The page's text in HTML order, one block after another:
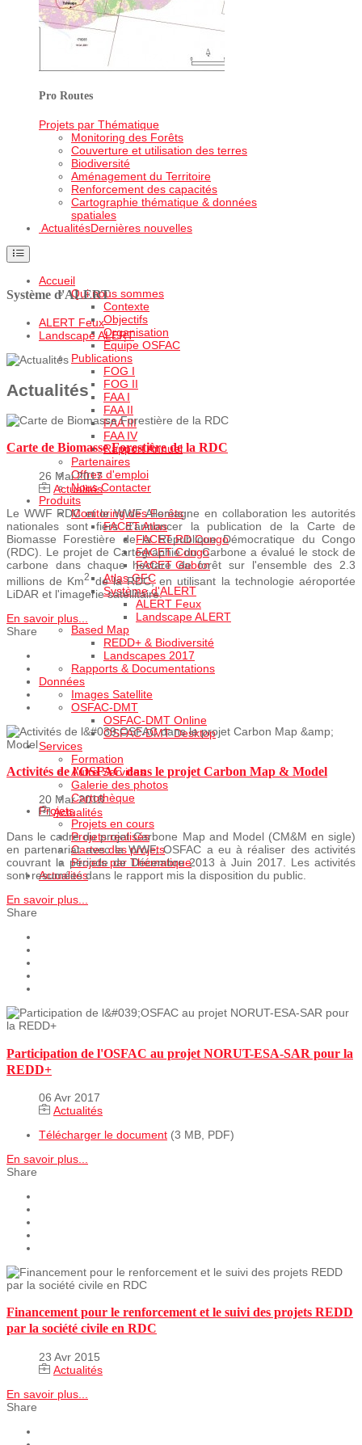
Pro Routes
Projets par Thématique
Monitoring des Forêts
Couverture et utilisation des terres
Biodiversité
Aménagement du Territoire
Renforcement des capacités
Cartographie thématique & données
spatiales
ActualitésDernières nouvelles
Accueil
Qui nous sommes
Contexte
Objectifs
Organisation
Equipe OSFAC
Publications
FOG I
FOG II
FAA I
FAA II
FAA III
FAA IV
Rapport Annuel
Partenaires
Offres d'emploi
Nous Contacter
Produits
Monitoring des Forêts
FACET Atlas
FACET RD Congo
FACET Congo
FACET Gabon
Atlas GFC
Système d'ALERT
ALERT Feux
Landscape ALERT
Based Map
REDD+ & Biodiversité
Landscapes 2017
Rapports & Documentations
Données
Images Satellite
OSFAC-DMT
OSFAC-DMT Online
OSFAC-DMT Desktop
Services
Formation
Autre Services
Galerie des photos
Cartothèque
Projets
Projets en cours
Projets realisés
Cartes des projets
Projets par Thématique
Actualités
Système d'ALERT
ALERT Feux
Landscape ALERT
Actualités
Carte de Biomasse Forestière de la RDC
26 Mai 2017
Actualités
Le WWF RDC et le WWF Allemagne en collaboration les autorités
nationales sont fiers d'annoncer la publication de la Carte de
Biomasse Forestière de la République Démocratique du Congo
(RDC). Le projet de Cartographie du Carbone a évalué le stock de
carbone dans chaque hectare de forêt sur l'ensemble des 2.3
millions de Km2 de la RDC, en utilisant la technologie aéroportée
LiDAR et l'imagerie satellitaire.
En savoir plus...
Share
Activités de l'OSFAC dans le projet Carbon Map & Model
20 Mar 2018
Actualités
Dans le cadre du projet Carbone Map and Model (CM&M en sigle)
en partenariat avec la WWF, OSFAC a eu à réaliser des activités
couvrant la période de Décembre 2013 à Juin 2017. Les activités
sont resumées dans le rapport mis la disposition du public.
En savoir plus...
Share
Participation de l'OSFAC au projet NORUT-ESA-SAR pour la
REDD+
06 Avr 2017
Actualités
Télécharger le document (3 MB, PDF)
En savoir plus...
Share
Financement pour le renforcement et le suivi des projets REDD
par la société civile en RDC
23 Avr 2015
Actualités
En savoir plus...
Share